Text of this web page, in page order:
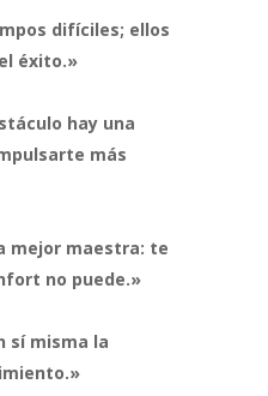
difíciles; ellos
éxito.»
hay una
más
mejor maestra: te
no puede.»
sí misma la